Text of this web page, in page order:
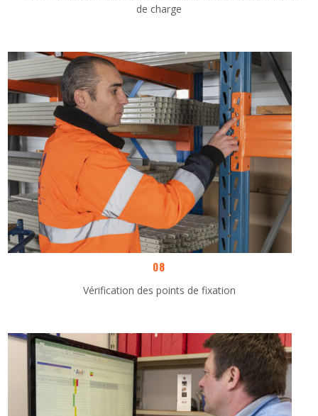
de charge
08
Vérification des points de fixation